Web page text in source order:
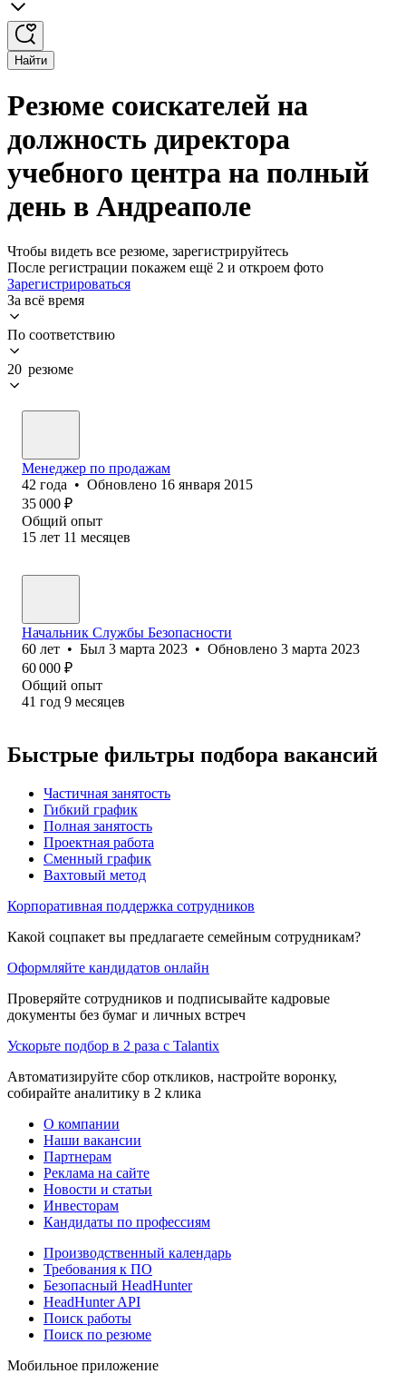
Найти
Резюме соискателей на
должность директора
учебного центра на полный
день в Андреаполе
Чтобы видеть все резюме, зарегистрируйтесь
После регистрации покажем ещё 2 и откроем фото
Зарегистрироваться
За всё время
По соответствию
20 резюме
Менеджер по продажам
42 года • Обновлено 16 января 2015
35 000 ₽
Общий опыт
15 лет 11 месяцев
Начальник Службы Безопасности
60 лет • Был 3 марта 2023 • Обновлено 3 марта 2023
60 000 ₽
Общий опыт
41 год 9 месяцев
Быстрые фильтры подбора вакансий
Частичная занятость
Гибкий график
Полная занятость
Проектная работа
Сменный график
Вахтовый метод
Корпоративная поддержка сотрудников
Какой соцпакет вы предлагаете семейным сотрудникам?
Оформляйте кандидатов онлайн
Проверяйте сотрудников и подписывайте кадровые
документы без бумаг и личных встреч
Ускорьте подбор в 2 раза с Talantix
Автоматизируйте сбор откликов, настройте воронку,
собирайте аналитику в 2 клика
О компании
Наши вакансии
Партнерам
Реклама на сайте
Новости и статьи
Инвесторам
Кандидаты по профессиям
Производственный календарь
Требования к ПО
Безопасный HeadHunter
HeadHunter API
Поиск работы
Поиск по резюме
Мобильное приложение